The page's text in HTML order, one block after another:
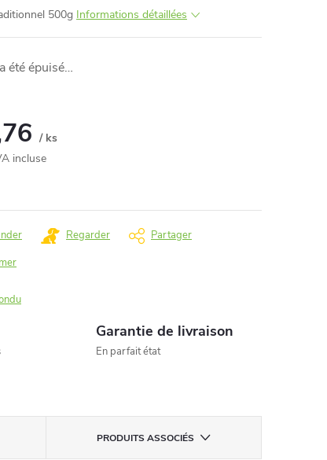
500g Informations détaillées
été épuisé…
/ ks
incluse
Regarder Partager
Garantie de livraison
En parfait état
PRODUITS ASSOCIÉS